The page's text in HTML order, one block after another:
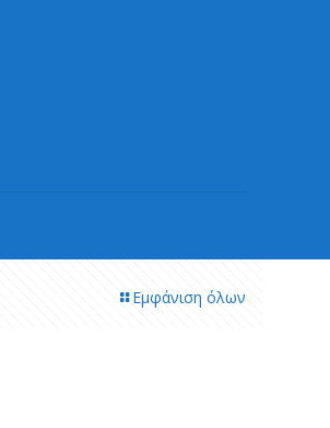
Εμφάνιση όλων